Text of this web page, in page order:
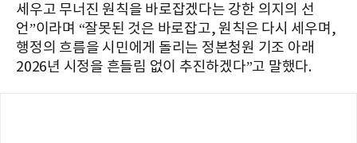
세우고 무너진 원칙을 바로잡겠다는 강한 의지의 선
언”이라며 “잘못된 것은 바로잡고, 원칙은 다시 세우며,
행정의 흐름을 시민에게 돌리는 정본청원 기조 아래
2026년 시정을 흔들림 없이 추진하겠다”고 말했다.